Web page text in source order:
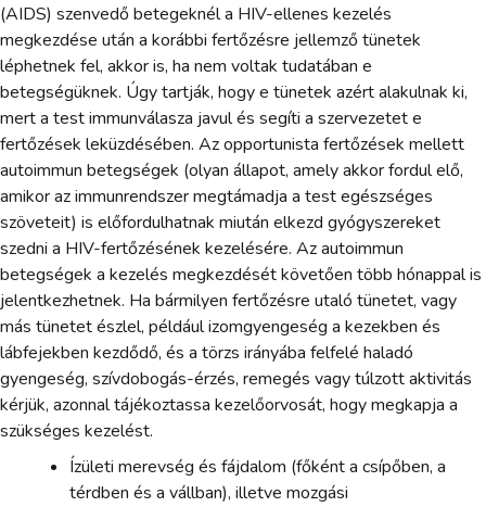
(AIDS) szenvedő betegeknél a HIV-ellenes kezelés
megkezdése után a korábbi fertőzésre jellemző tünetek
léphetnek fel, akkor is, ha nem voltak tudatában e
betegségüknek. Úgy tartják, hogy e tünetek azért alakulnak ki,
mert a test immunválasza javul és segíti a szervezetet e
fertőzések leküzdésében. Az opportunista fertőzések mellett
autoimmun betegségek (olyan állapot, amely akkor fordul elő,
amikor az immunrendszer megtámadja a test egészséges
szöveteit) is előfordulhatnak miután elkezd gyógyszereket
szedni a HIV-fertőzésének kezelésére. Az autoimmun
betegségek a kezelés megkezdését követően több hónappal is
jelentkezhetnek. Ha bármilyen fertőzésre utaló tünetet, vagy
más tünetet észlel, például izomgyengeség a kezekben és
lábfejekben kezdődő, és a törzs irányába felfelé haladó
gyengeség, szívdobogás-érzés, remegés vagy túlzott aktivitás
kérjük, azonnal tájékoztassa kezelőorvosát, hogy megkapja a
szükséges kezelést.
Ízületi merevség és fájdalom (főként a csípőben, a
térdben és a vállban), illetve mozgási